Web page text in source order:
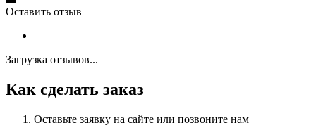
Оставить отзыв
Загрузка отзывов...
Как сделать заказ
Оставьте заявку на сайте или позвоните нам